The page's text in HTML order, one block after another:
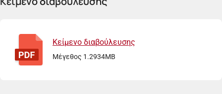
Κείμενο διαβούλευσης
Μέγεθος 1.2934MB